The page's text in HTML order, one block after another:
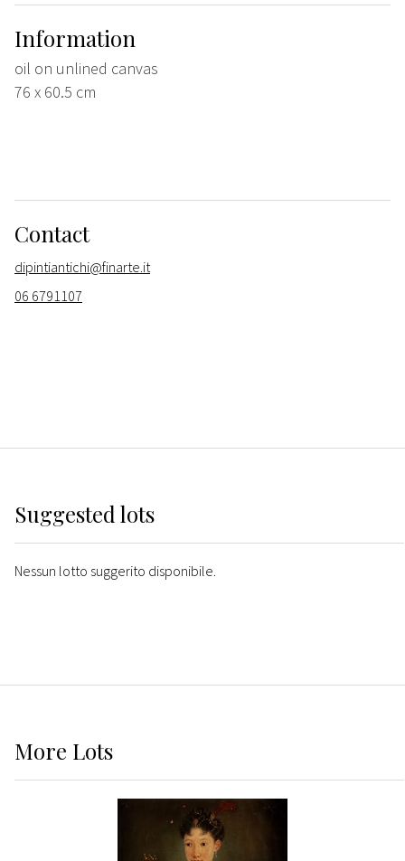
Information
oil on unlined canvas
76 x 60.5 cm
Contact
dipintiantichi@finarte.it
06 6791107
Suggested lots
Nessun lotto suggerito disponibile.
More Lots